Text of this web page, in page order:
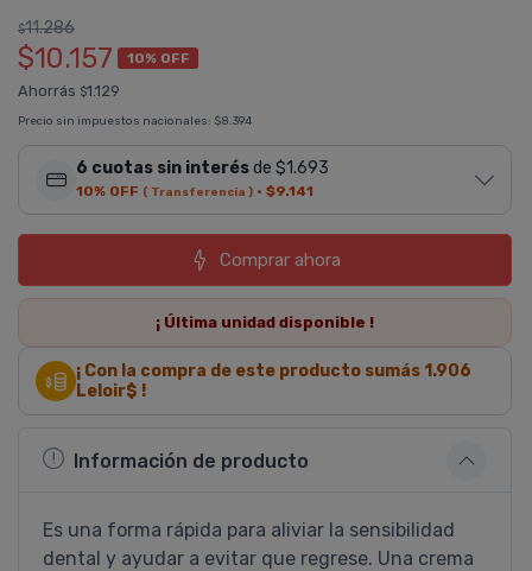
$11.286
$10.157 10% OFF
Ahorrás $1.129
Precio sin impuestos nacionales: $8.394
6 cuotas sin interésde $1.693
10% OFF ( Transferencia ) · $9.141
Comprar ahora
¡ Última unidad disponible !
¡ Con la compra de este producto sumás 1.906
Leloir$ !
Información de producto
Es una forma rápida para aliviar la sensibilidad
dental y ayudar a evitar que regrese. Una crema